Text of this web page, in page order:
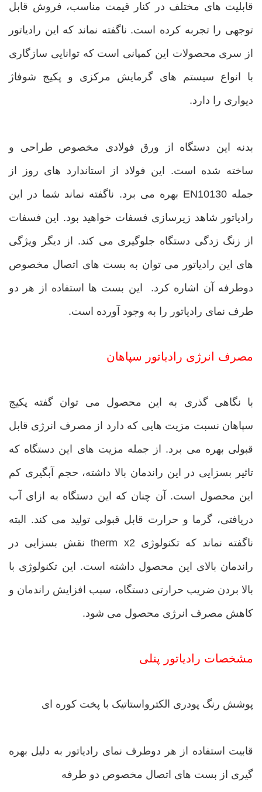
قابلیت های مختلف در کنار قیمت مناسب، فروش قابل
توجهی را تجربه کرده است. ناگفته نماند که این رادیاتور
از سری محصولات این کمپانی است که توانایی سازگاری
با انواع سیستم های گرمایش مرکزی و پکیج شوفاژ
دیواری را دارد.
بدنه این دستگاه از ورق فولادی مخصوص طراحی و
ساخته شده است. این فولاد از استاندارد های روز از
جمله EN10130 بهره می برد. ناگفته نماند شما در این
رادیاتور شاهد زیرسازی فسفات خواهید بود. این فسفات
از زنگ زدگی دستگاه جلوگیری می کند. از دیگر ویژگی
های این رادیاتور می توان به بست های اتصال مخصوص
دوطرفه آن اشاره کرد. این بست ها استفاده از هر دو
طرف نمای رادیاتور را به وجود آورده است.
مصرف انرژی رادیاتور سپاهان
با نگاهی گذری به این محصول می توان گفته پکیج
سپاهان نسبت مزیت هایی که دارد از مصرف انرژی قابل
قبولی بهره می برد. از جمله مزیت های این دستگاه که
تاثیر بسزایی در این راندمان بالا داشته، حجم آبگیری کم
این محصول است. آن چنان که این دستگاه به ازای آب
دریافتی، گرما و حرارت قابل قبولی تولید می کند. البته
ناگفته نماند که تکنولوژی therm x2 نقش بسزایی در
راندمان بالای این محصول داشته است. این تکنولوژی با
بالا بردن ضریب حرارتی دستگاه، سبب افزایش راندمان و
کاهش مصرف انرژی محصول می شود.
مشخصات رادیاتور پنلی
پوشش رنگ پودری الکترواستاتیک با پخت کوره ای
قابیت استفاده از هر دوطرف نمای رادیاتور به دلیل بهره
گیری از بست های اتصال مخصوص دو طرفه